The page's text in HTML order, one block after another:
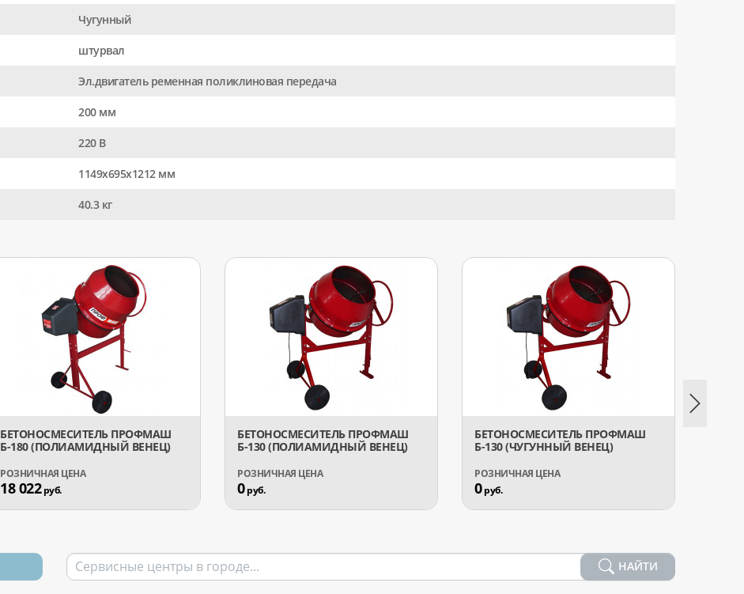
Чугунный
штурвал
Эл.двигатель ременная поликлиновая передача
200 мм
220 В
1149х695х1212 мм
40.3 кг
БЕТОНОСМЕСИТЕЛЬ ПРОФМАШ
Б-180 (ПОЛИАМИДНЫЙ ВЕНЕЦ)
18 022руб.
БЕТОНОСМЕСИТЕЛЬ ПРОФМАШ
Б-130 (ПОЛИАМИДНЫЙ ВЕНЕЦ)
0руб.
БЕТОНОСМЕСИТЕЛЬ ПРОФМАШ
Б-130 (ЧУГУННЫЙ ВЕНЕЦ)
0руб.
НАЙТИ